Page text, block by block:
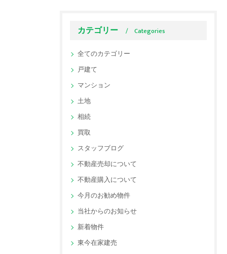
カテゴリー Categories
全てのカテゴリー
戸建て
マンション
土地
相続
買取
スタッフブログ
不動産売却について
不動産購入について
今月のお勧め物件
当社からのお知らせ
新着物件
東今在家建売